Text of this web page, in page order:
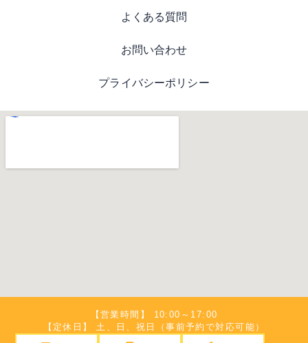
【営業時間】 10:00～17:00
【定休日】 土、日、祝日（事前予約で対応可能）
よくある質問
お問い合わせ
プライバシーポリシー